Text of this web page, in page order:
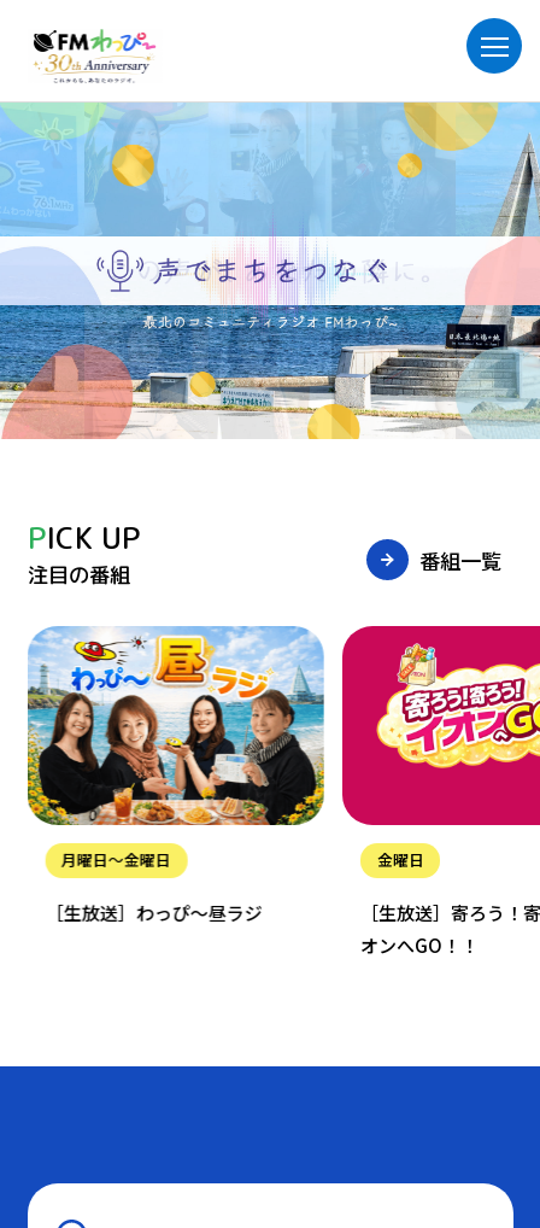
PICK UP
注目の番組 番組一覧
金曜日
［生放送］寄ろう！寄ろう！イ
［生放送］